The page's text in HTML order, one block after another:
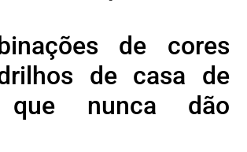
de cores
de casa de
que nunca dão